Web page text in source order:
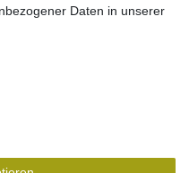
Kontakt
Daten in unserer